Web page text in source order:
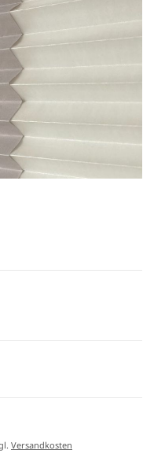
Versandkosten